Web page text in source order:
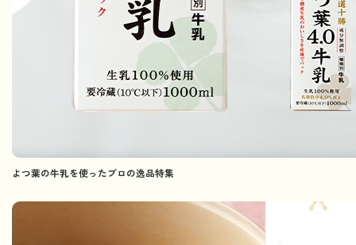
よつ葉の牛乳を使ったプロの逸品特集